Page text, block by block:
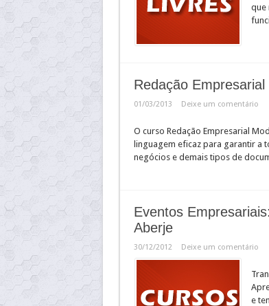
que
Redação
01/03/2013 Deixe um comentário
O curso Redação Empresarial
linguagem eficaz para garantir a
negócios e demais tipos de
Eventos
Aberje
30/12/2012 Deixe um comentário
e